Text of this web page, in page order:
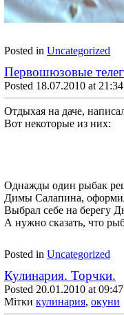
Posted in Uncategorized
Первошюзовые
Posted 18.07.2010 at
Отдыхая на даче,
Вот некоторые из них:
Однажды один рыбак
Димы Салапина,
Выбрал себе на берегу
А нужно сказать, что
Posted in Uncategorized
Кулинария. Торчки.
Posted 20.01.2010 at
Мітки кулинария, окуни